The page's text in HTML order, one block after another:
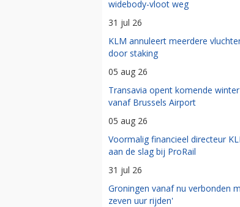
widebody-vloot weg
31 jul 26
KLM annuleert meerdere
door staking
05 aug 26
Transavia opent komende
vanaf Brussels Airport
05 aug 26
Voormalig financieel directeur
aan de slag bij ProRail
31 jul 26
Groningen vanaf nu verbonden
zeven uur rijden'